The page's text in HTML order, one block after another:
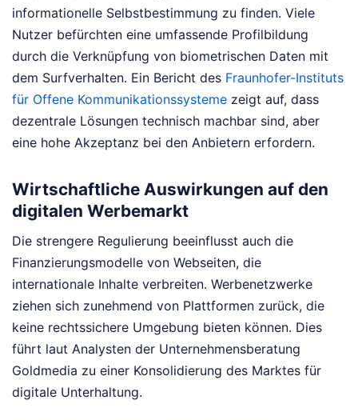
informationelle Selbstbestimmung zu finden. Viele
Nutzer befürchten eine umfassende Profilbildung
durch die Verknüpfung von biometrischen Daten mit
dem Surfverhalten. Ein Bericht des Fraunhofer-Instituts
für Offene Kommunikationssysteme zeigt auf, dass
dezentrale Lösungen technisch machbar sind, aber
eine hohe Akzeptanz bei den Anbietern erfordern.
Wirtschaftliche Auswirkungen auf den
digitalen Werbemarkt
Die strengere Regulierung beeinflusst auch die
Finanzierungsmodelle von Webseiten, die
internationale Inhalte verbreiten. Werbenetzwerke
ziehen sich zunehmend von Plattformen zurück, die
keine rechtssichere Umgebung bieten können. Dies
führt laut Analysten der Unternehmensberatung
Goldmedia zu einer Konsolidierung des Marktes für
digitale Unterhaltung.